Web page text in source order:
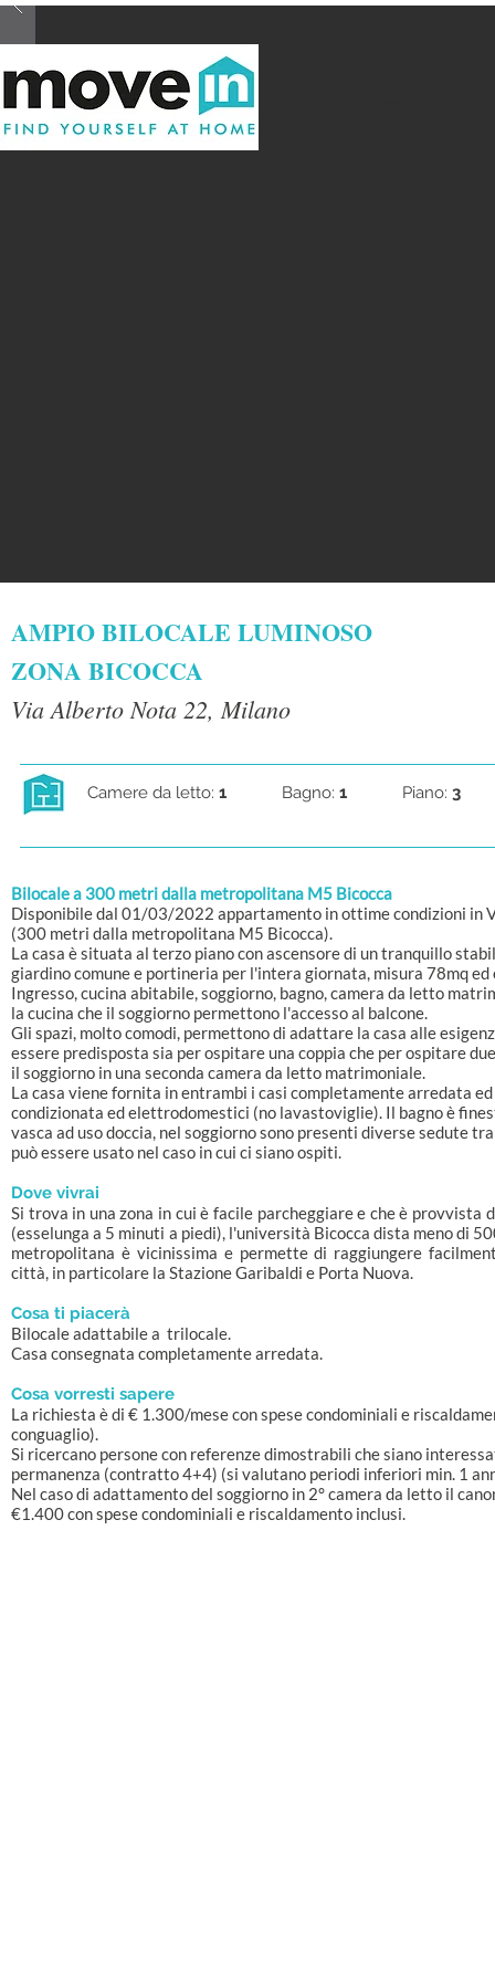
AMPIO BILOCALE LUMINOSO
ZONA BICOCCA
Via Alberto Nota 22, Milano
Camere da letto: 1 Bagno: 1 Piano: 3
Bilocale a 300 metri dalla metropolitana M5 Bicocca
Disponibile dal 01/03/2022 appartamento in ottime condizioni in
(300 metri dalla metropolitana M5 Bicocca).
La casa è situata al terzo piano con ascensore di un tranquillo
giardino comune e portineria per l'intera giornata, misura 78mq ed
Ingresso, cucina abitabile, soggiorno, bagno, camera da letto
la cucina che il soggiorno permettono l'accesso al balcone.
Gli spazi, molto comodi, permettono di adattare la casa alle
essere predisposta sia per ospitare una coppia che per ospitare
il soggiorno in una seconda camera da letto matrimoniale.
La casa viene fornita in entrambi i casi completamente arredata
condizionata ed elettrodomestici (no lavastoviglie). Il bagno è
vasca ad uso doccia, nel soggiorno sono presenti diverse sedute
può essere usato nel caso in cui ci siano ospiti.
Dove vivrai
Si trova in una zona in cui è facile parcheggiare e che è provvista
(esselunga a 5 minuti a piedi), l'università Bicocca dista meno di
metropolitana è vicinissima e permette di raggiungere
città, in particolare la Stazione Garibaldi e Porta Nuova.
Cosa ti piacerà
Bilocale adattabile a trilocale.
Casa consegnata completamente arredata.
Cosa vorresti sapere
La richiesta è di € 1.300/mese con spese condominiali e
conguaglio).
Si ricercano persone con referenze dimostrabili che siano
permanenza (contratto 4+4) (si valutano periodi inferiori min. 1
Nel caso di adattamento del soggiorno in 2° camera da letto il
€1.400 con spese condominiali e riscaldamento inclusi.